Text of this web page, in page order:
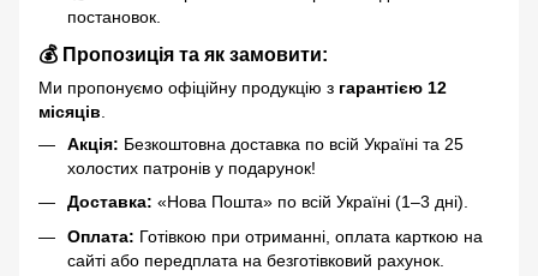
постановок.
💰 Пропозиція та як замовити:
Ми пропонуємо офіційну продукцію з гарантією 12
місяців
Акція: Безкоштовна доставка по всій Україні та 25
холостих патронів у подарунок!
Доставка: «Нова Пошта» по всій Україні (1–3 дні).
Оплата: Готівкою при отриманні, оплата карткою на
сайті або передплата на безготівковий рахунок.